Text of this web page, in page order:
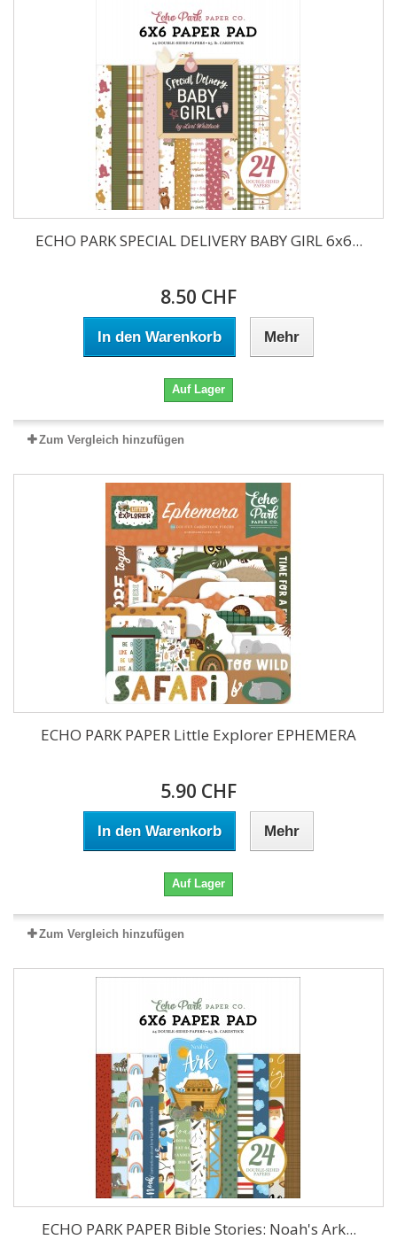
ECHO PARK SPECIAL DELIVERY BABY GIRL 6x6...
8.50 CHF
In den Warenkorb Mehr
Auf Lager
Zum Vergleich hinzufügen
ECHO PARK PAPER Little Explorer EPHEMERA
5.90 CHF
In den Warenkorb Mehr
Auf Lager
Zum Vergleich hinzufügen
ECHO PARK PAPER Bible Stories: Noah's Ark...